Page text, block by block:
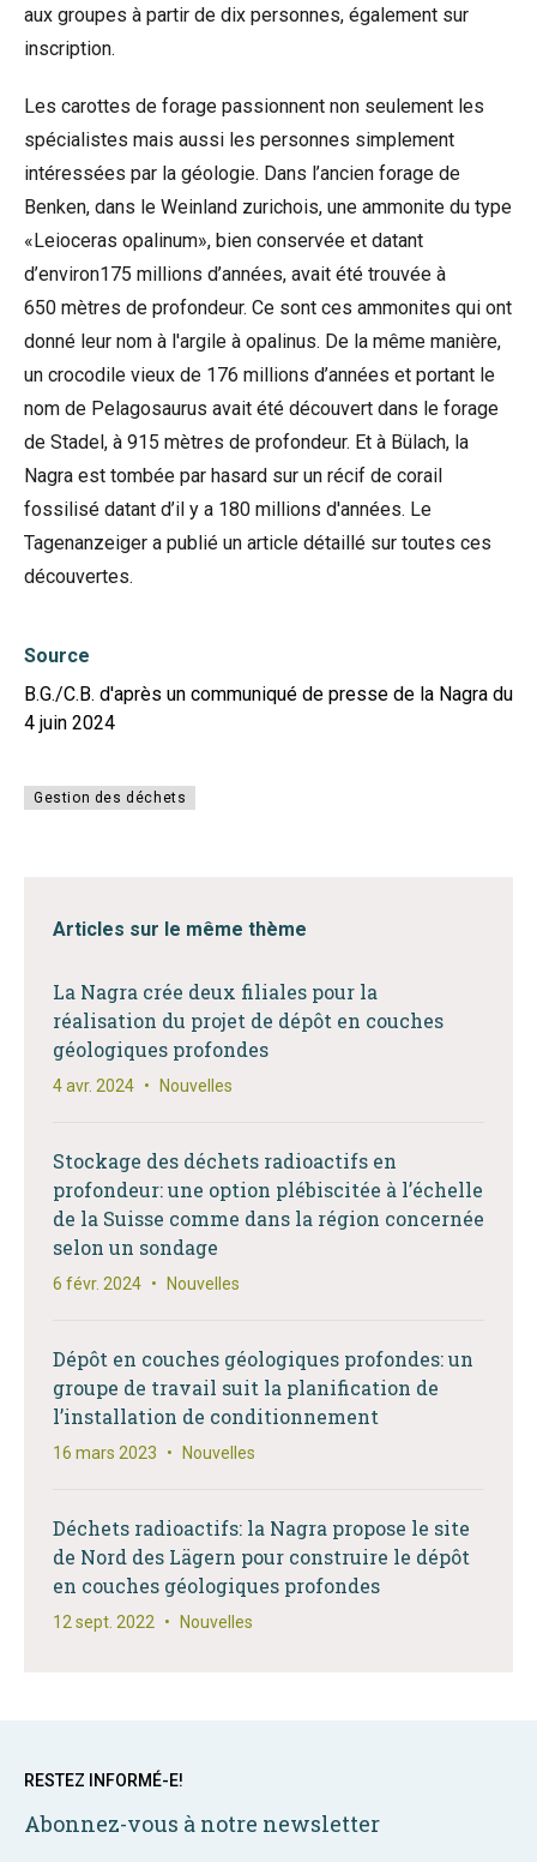
aux groupes à partir de dix personnes, également sur
inscription.
Les carottes de forage passionnent non seulement les
spécialistes mais aussi les personnes simplement
intéressées par la géologie. Dans l’ancien forage de
Benken, dans le Weinland zurichois, une ammonite du type
«Leioceras opalinum», bien conservée et datant
d’environ175 millions d’années, avait été trouvée à
650 mètres de profondeur. Ce sont ces ammonites qui ont
donné leur nom à l'argile à opalinus. De la même manière,
un crocodile vieux de 176 millions d’années et portant le
nom de Pelagosaurus avait été découvert dans le forage
de Stadel, à 915 mètres de profondeur. Et à Bülach, la
Nagra est tombée par hasard sur un récif de corail
fossilisé datant d’il y a 180 millions d'années. Le
Tagenanzeiger a publié un article détaillé sur toutes ces
découvertes.
Source
B.G./C.B. d'après un communiqué de presse de la Nagra du
4 juin 2024
Gestion des déchets
Articles sur le même thème
La Nagra crée deux filiales pour la
réalisation du projet de dépôt en couches
géologiques profondes
4 avr. 2024 • Nouvelles
Stockage des déchets radioactifs en
profondeur: une option plébiscitée à l’échelle
de la Suisse comme dans la région concernée
selon un sondage
6 févr. 2024 • Nouvelles
Dépôt en couches géologiques profondes: un
groupe de travail suit la planification de
l’installation de conditionnement
16 mars 2023 • Nouvelles
Déchets radioactifs: la Nagra propose le site
de Nord des Lägern pour construire le dépôt
en couches géologiques profondes
12 sept. 2022 • Nouvelles
RESTEZ INFORMÉ-E!
Abonnez-vous à notre newsletter